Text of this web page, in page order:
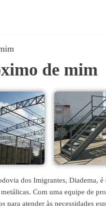
de mim
dos Imigrantes, Diadema,
Com uma equipe de
para atender às necessidades